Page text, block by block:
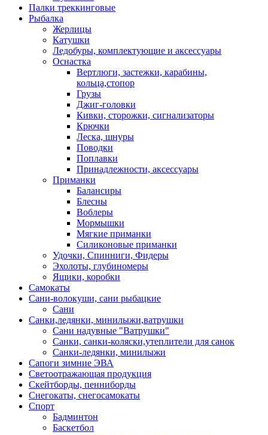
Палки треккинговые
Рыбалка
Жерлицы
Катушки
Ледобуры, комплектующие и аксессуары
Оснастка
Вертлюги, застежки, карабины,
кольца,стопор
Грузы
Джиг-головки
Кивки, сторожки, сигнализаторы
Крючки
Леска, шнуры
Поводки
Поплавки
Принадлежности, аксессуары
Приманки
Балансиры
Блесны
Воблеры
Мормышки
Мягкие приманки
Силиконовые приманки
Удочки, Спинниги, Фидеры
Эхолоты, глубиномеры
Ящики, коробки
Самокаты
Сани-волокуши, сани рыбацкие
Сани
Санки,ледянки, минилыжи,ватрушки
Сани надувные "Ватрушки"
Санки, санки-коляски,утеплители для санок
Санки-ледянки, минилыжи
Сапоги зимние ЭВА
Светоотражающая продукция
Скейтборды, пенниборды
Снегокаты, снегосамокаты
Спорт
Бадминтон
Баскетбол